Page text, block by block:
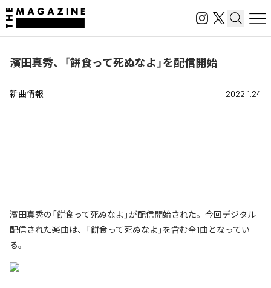
濱田真秀、「餅食って死ぬなよ」を配信開始
新曲情報 2022.1.24
濱田真秀の「餅食って死ぬなよ」が配信開始された。今回デジタル
配信された楽曲は、「餅食って死ぬなよ」を含む全1曲となってい
る。